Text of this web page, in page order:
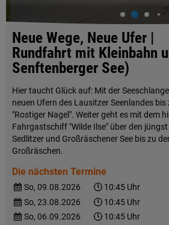
Neue Wege, Neue Ufer |
Rundfahrt mit Kleinbahn
Senftenberger See)
Hier taucht Glück auf: Mit der
neuen Ufern des Lausitzer Seenlandes
"Rostiger Nagel". Weiter geht es mit dem
Fahrgastschiff "Wilde Ilse" über den
Sedlitzer und Großräschener See bis zu
Großräschen.
Die nächsten Termine
So, 09.08.2026
10:45 Uhr
So, 23.08.2026
10:45 Uhr
So, 06.09.2026
10:45 Uhr